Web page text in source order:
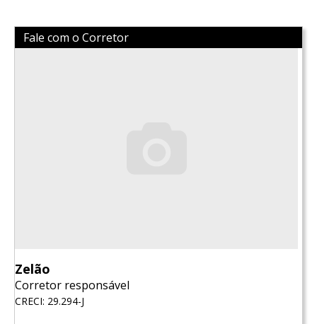
Fale com o Corretor
Zelão
Corretor responsável
CRECI: 29.294-J